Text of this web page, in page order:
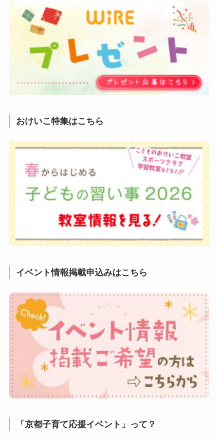
おけいこ特集はこちら
イベント情報掲載申込みはこちら
「京都子育て応援イベント」って？